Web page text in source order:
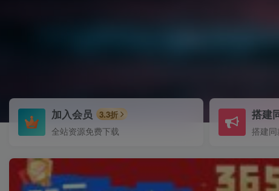
加入会员 3.3折
全站资源免费下载
搭建
搭建